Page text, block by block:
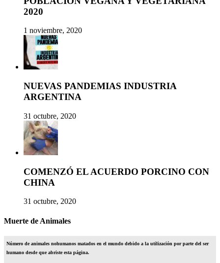
2020
1 noviembre, 2020
NUEVAS PANDEMIAS INDUSTRIA
ARGENTINA
31 octubre, 2020
COMENZÓ EL ACUERDO PORCINO CON
CHINA
31 octubre, 2020
Muerte de Animales
Número de animales nohumanos matados en el mundo debido a la utilización por parte del ser
humano desde que abriste esta página.